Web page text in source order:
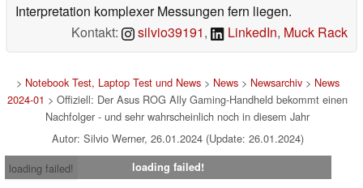
Interpretation komplexer Messungen fern liegen.
Kontakt:
silvio39191, LinkedIn, Muck Rack
> Notebook Test, Laptop Test und News> News> Newsarchiv> News
2024-01 > Offiziell: Der Asus ROG Ally Gaming-Handheld bekommt einen
Nachfolger - und sehr wahrscheinlich noch in diesem Jahr
Autor: Silvio Werner, 26.01.2024 (Update: 26.01.2024)
loading failed!
loading failed!